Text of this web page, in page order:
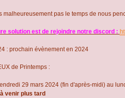
malheureusement pas le temps de nous
solution est de rejoindre notre discord :
: prochain évènement en 2024
de Printemps :
29 mars 2024 (fin d'après-midi) au
venir plus tard